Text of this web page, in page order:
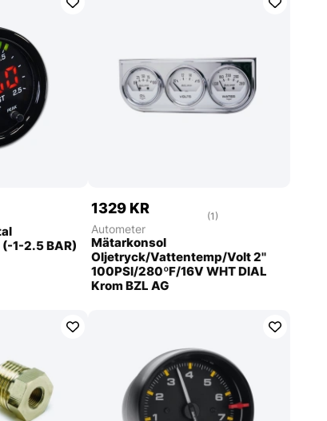
1-2.5 BAR)
1329 KR (1)
Autometer
Mätarkonsol
Oljetryck/Vattentemp/Volt 2''
100PSI/280ºF/16V WHT DIAL
Krom BZL AG